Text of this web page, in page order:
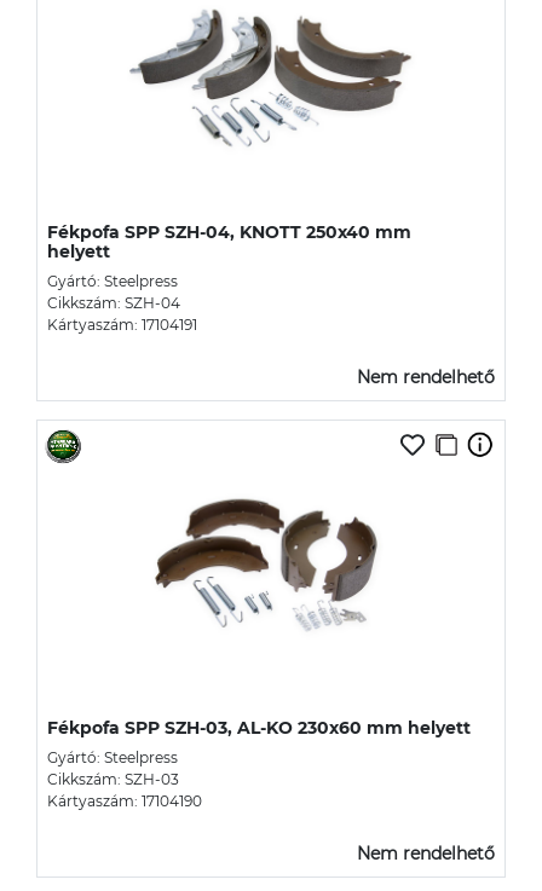
Fékpofa SPP SZH-04, KNOTT 250x40 mm
helyett
Gyártó: Steelpress
Cikkszám: SZH-04
Kártyaszám: 17104191
Nem rendelhető
Fékpofa SPP SZH-03, AL-KO 230x60 mm helyett
Gyártó: Steelpress
Cikkszám: SZH-03
Kártyaszám: 17104190
Nem rendelhető